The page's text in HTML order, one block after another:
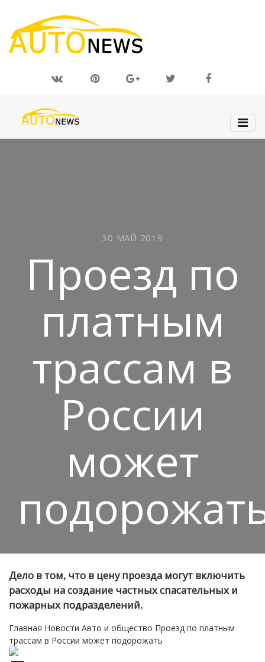
30 МАЙ 2019
Проезд по
платным
трассам в
России
может
Дело в том, что в цену проезда могут включить
расходы на создание частных спасательных и
пожарных подразделений.
Главная Новости Авто и общество Проезд по платным
трассам в России может подорожать